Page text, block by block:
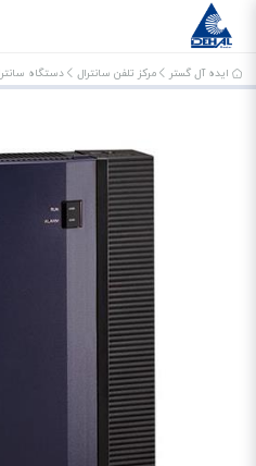
ایده آل گستر مرکز تلفن سانترال دستگاه سانترال